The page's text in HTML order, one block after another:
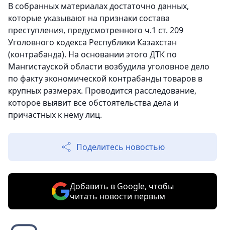
В собранных материалах достаточно данных,
которые указывают на признаки состава
преступления, предусмотренного ч.1 ст. 209
Уголовного кодекса Республики Казахстан
(контрабанда). На основании этого ДТК по
Мангистауской области возбудила уголовное дело
по факту экономической контрабанды товаров в
крупных размерах. Проводится расследование,
которое выявит все обстоятельства дела и
причастных к нему лиц.
Поделитесь новостью
Добавить в Google, чтобы
читать новости первым